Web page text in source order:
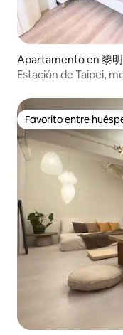
Apartamento en 黎
Estación de Taipei,
comercial
mercado nocturno
aeropuerto en
Favorito entre
Favorito entre